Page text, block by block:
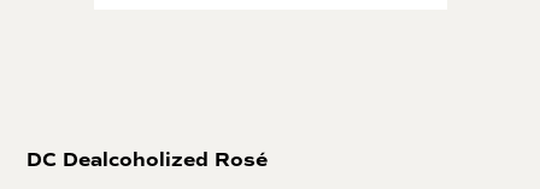
DC Dealcoholized Rosé